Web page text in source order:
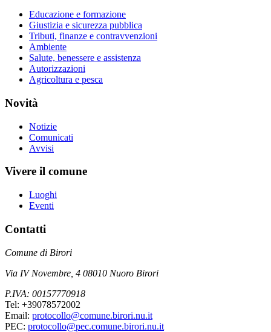
Educazione e formazione
Giustizia e sicurezza pubblica
Tributi, finanze e contravvenzioni
Ambiente
Salute, benessere e assistenza
Autorizzazioni
Agricoltura e pesca
Novità
Notizie
Comunicati
Avvisi
Vivere il comune
Luoghi
Eventi
Contatti
Comune di Birori
Via IV Novembre, 4 08010 Nuoro Birori
P.IVA: 00157770918
Tel: +39078572002
Email: protocollo@comune.birori.nu.it
PEC: protocollo@pec.comune.birori.nu.it